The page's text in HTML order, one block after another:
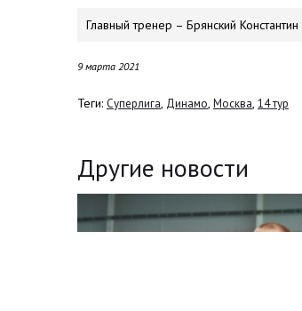
Главный тренер – Брянский Константин
9 марта 2021
Теги: Суперлига, Динамо, Москва, 14 тур
Другие новости